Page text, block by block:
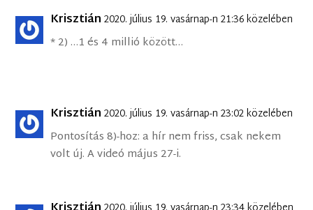
Krisztián 2020. július 19. vasárnap-n 21:36 közelében
* 2) …1 és 4 millió között…
Krisztián 2020. július 19. vasárnap-n 23:02 közelében
Pontosítás 8)-hoz: a hír nem friss, csak nekem
volt új. A videó május 27-i.